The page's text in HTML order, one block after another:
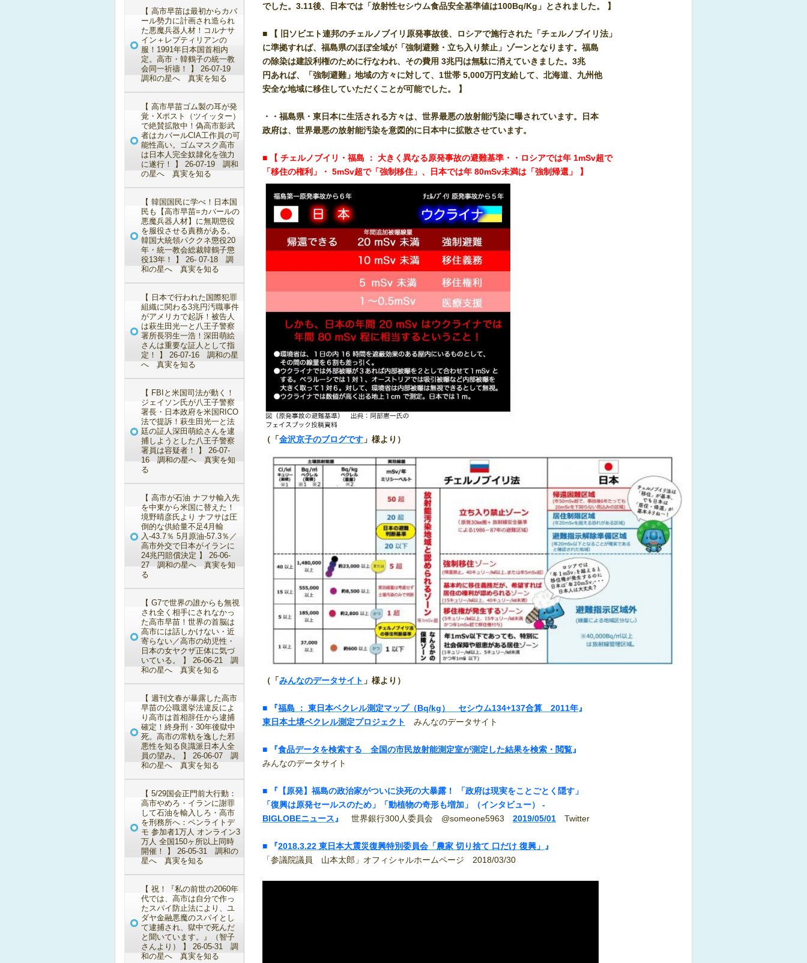
【 高市早苗は最初からカバ
ール勢力に計画され造られ
た悪魔兵器人材！コルナサ
イン＋レプティリアンの
服！1991年日本国首相内
定。高市・韓鶴子の統一教
会同一祈禱！ 】 26-07-19
調和の星へ 真実を知る
【 高市早苗ゴム製の耳が発
覚・Xポスト（ツイッター）
で絶賛拡散中！偽高市影武
者はカバールCIA工作員の可
能性高い。ゴムマスク高市
は日本人完全奴隷化を強力
に遂行！ 】 26-07-19 調和
の星へ 真実を知る
【 韓国国民に学べ！日本国
民も【高市早苗=カバールの
悪魔兵器人材】に無期懲役
を服役させる責務がある。
韓国大統領パククネ懲役20
年・統一教会総裁韓鶴子懲
役13年！ 】 26- 07-18 調
和の星へ 真実を知る
【 日本で行われた国際犯罪
組織に関わる3兆円汚職事件
がアメリカで起訴！被告人
は萩生田光一と八王子警察
署所長羽生一浩！深田萌絵
さんは重要な証人として指
定！ 】 26-07-16 調和の星
へ 真実を知る
【 FBIと米国司法が動く！
ジェイソン氏が八王子警察
署長・日本政府を米国RICO
法で提訴！萩生田光一と法
廷の証人深田萌絵さんを逮
捕しようとした八王子警察
署員は容疑者！ 】 26-07-
16 調和の星へ 真実を知
る
【 高市が石油 ナフサ輸入先
を中東から米国に替えた！
境野晴彦氏より ナフサは圧
倒的な供給量不足4月輸
入-43.7％ 5月原油-57.3％／
高市外交で日本がイランに
24兆円賠償決定 】 26-06-
27 調和の星へ 真実を知
る
【 G7で世界の誰からも無視
され全く相手にされなかっ
た高市早苗！世界の首脳は
高市には話しかけない・近
寄らない／高市の幼児性・
日本の女ヤクザ正体に気づ
いている。 】 26-06-21 調
和の星へ 真実を知る
【 週刊文春が暴露した高市
早苗の公職選挙法違反によ
り高市は首相辞任から逮捕
確定！終身刑・30年後獄中
死。高市の常軌を逸した邪
悪性を知る良識派日本人全
員の望み。 】 26-06-07 調
和の星へ 真実を知る
【 5/29国会正門前大行動：
高市やめろ・イランに謝罪
して石油を輸入しろ・高市
を刑務所へ：ペンライトデ
モ 参加者1万人 オンライン3
万人 全国150ヶ所以上同時
開催！ 】 26-05-31 調和の
星へ 真実を知る
【 祝！『私の前世の2060年
代では、高市は自分で作っ
たスパイ防止法により、ユ
ダヤ金融悪魔のスパイとし
て逮捕され、獄中で死んだ
と聞いています。』（智子
さんより） 】 26-05-31 調
和の星へ 真実を知る
でした。3.11後、日本では「放射性セシウム食品安全基準値は100Bq/Kg」とされました。 】
■ 【 旧ソビエト連邦のチェルノブイリ原発事故後、ロシアで施行された「チェルノブイリ法」
に準拠すれば、福島県のほぼ全域が「強制避難・立ち入り禁止」ゾーンとなります。 福島
の除染は建設利権のために行なわれ、その費用 3兆円は無駄に消えていきました。3兆
円あれば、「強制避難」地域の方々に対して、1世帯 5,000万円支給して、北海道、九州他
安全な地域に移住していただくことが可能でした。 】
・・福島県・東日本に生活される方々は、世界最悪の放射能汚染に曝されています。日本
政府は、世界最悪の放射能汚染を意図的に日本中に拡散させています。
■ 【 チェルノブイリ・福島 ： 大きく異なる原発事故の避難基準・・ロシアでは年 1mSv超で
「移住の権利」・ 5mSv超で「強制移住」、日本では年 80mSv未満は「強制帰還」 】
（「金沢京子のブログです 」様より）
（「みんなのデータサイト 」様より）
■ 『福島 ： 東日本ベクレル測定マップ（Bq/kg） セシウム134+137合算 2011年』
東日本土壌ベクレル測定プロジェクト
みんなのデータサイト
■ 『食品データを検索する 全国の市民放射能測定室が測定した結果を検索・閲覧』
みんなのデータサイト
■ 『 【原発】福島の政治家がついに決死の大暴露！ 「政府は現実をことごとく隠す」
「復興は原発セールスのため」「動植物の奇形も増加」（インタビュー） -
BIGLOBEニュース 』 世界銀行300人委員会 @someone5963 2019/05/01 Twitter
■ 『2018.3.22 東日本大震災復興特別委員会「農家 切り捨て 口だけ 復興」
』
「参議院議員 山本太郎」オフィシャルホームページ 2018/03/30